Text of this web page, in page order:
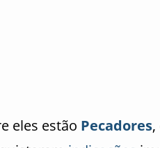
eles estão Pecadores